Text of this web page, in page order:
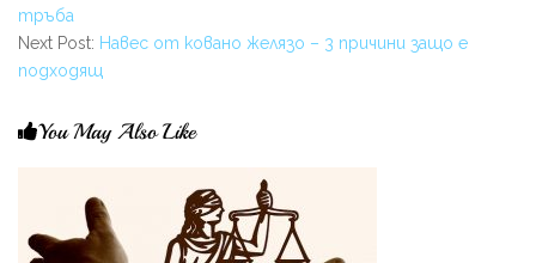
тръба
Next Post: Навес от ковано желязо – 3 причини защо е
подходящ
You May Also Like